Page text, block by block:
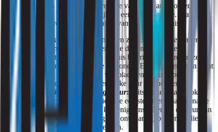
Spitsmuizen zijn kleine zoogdieren die vaak verward worden met
muizen, maar ze behoren eigenlijk tot een aparte familie. Wat maakt
spitsmuizen interessant in de context van wietgeur in huis?
Natuurlijk roofdier
spitsmuizen zijn carnivoren en jagen op
insecten en kleine ongewervelde dieren. Ze kunnen
ongewenste plaaginsecten in huis bestrijden, waardoor ze
nuttig kunnen zijn voor de bewoners. Echter, tijdens hun jacht
kunnen ze ook onbedoeld wietbladeren of -knoppen
verslepen en zo de karakteristieke geur verspreiden.
Muskusklier en wietachtige geur: spitsmuizen staan ook
bekend om hun muskusklier, die een sterke en onaangename
geur afscheidt. Deze geur kan enigszins lijken op de geur van
wiet, waardoor verwarring kan ontstaan bij bewoners die de
geur als wietachtig interpreteren.